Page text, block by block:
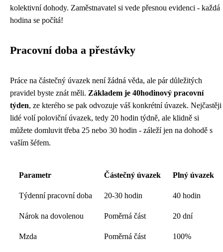
kolektivní dohody. Zaměstnavatel si vede přesnou evidenci - každá
hodina se počítá!
Pracovní doba a přestávky
Práce na částečný úvazek není žádná věda, ale pár důležitých
pravidel byste znát měli. Základem je 40hodinový pracovní
týden, ze kterého se pak odvozuje váš konkrétní úvazek. Nejčastěji
lidé volí poloviční úvazek, tedy 20 hodin týdně, ale klidně si
můžete domluvit třeba 25 nebo 30 hodin - záleží jen na dohodě s
vaším šéfem.
Parametr Částečný úvazek Plný úvazek
Týdenní pracovní doba 20-30 hodin 40 hodin
Nárok na dovolenou Poměrná část 20 dní
Mzda Poměrná část 100%